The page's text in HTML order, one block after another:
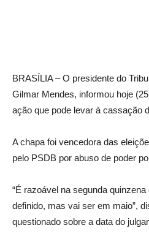
BRASÍLIA – O presidente do
Gilmar Mendes, informou hoje
ação que pode levar à cassação
A chapa foi vencedora das
pelo PSDB por abuso de poder
“É razoável na segunda
definido, mas vai ser em maio”,
questionado sobre a data do